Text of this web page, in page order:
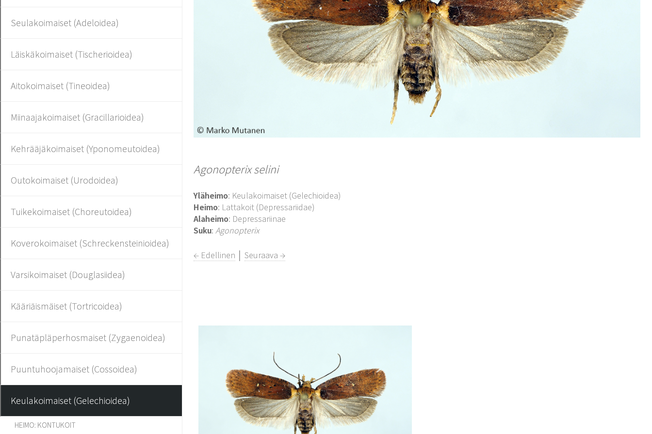
Seulakoimaiset (Adeloidea)
Läiskäkoimaiset (Tischerioidea)
Aitokoimaiset (Tineoidea)
Miinaajakoimaiset (Gracillarioidea)
Kehrääjäkoimaiset (Yponomeutoidea)
Outokoimaiset (Urodoidea)
Tuikekoimaiset (Choreutoidea)
Koverokoimaiset (Schreckensteinioidea)
Varsikoimaiset (Douglasiidea)
Kääriäismäiset (Tortricoidea)
Punatäpläperhosmaiset (Zygaenoidea)
Puuntuhoojamaiset (Cossoidea)
Keulakoimaiset (Gelechioidea)
HEIMO: KONTUKOIT
Agonopterix selini
Yläheimo: Keulakoimaiset (Gelechioidea)
Heimo: Lattakoit (Depressariidae)
Alaheimo: Depressariinae
Suku:Agonopterix
← Edellinen │Seuraava →